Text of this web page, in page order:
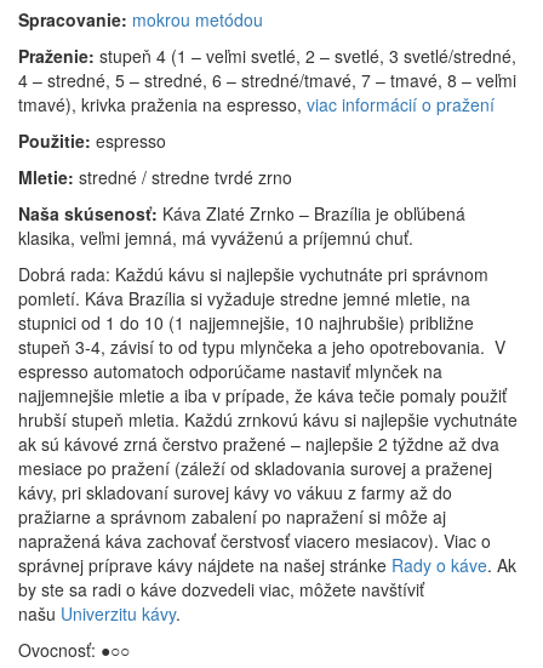
Spracovanie: mokrou metódou
Praženie: stupeň 4 (1 – veľmi svetlé, 2 – svetlé, 3 svetlé/stredné,
4 – stredné, 5 – stredné, 6 – stredné/tmavé, 7 – tmavé, 8 – veľmi
tmavé), krivka praženia na espresso, viac informácií o pražení
Použitie: espresso
Mletie: stredné / stredne tvrdé zrno
Naša skúsenosť: Káva Zlaté Zrnko – Brazília je obľúbená
klasika, veľmi jemná, má vyváženú a príjemnú chuť.
Dobrá rada: Každú kávu si najlepšie vychutnáte pri správnom
pomletí. Káva Brazília si vyžaduje stredne jemné mletie, na
stupnici od 1 do 10 (1 najjemnejšie, 10 najhrubšie) približne
stupeň 3-4, závisí to od typu mlynčeka a jeho opotrebovania. V
espresso automatoch odporúčame nastaviť mlynček na
najjemnejšie mletie a iba v prípade, že káva tečie pomaly použiť
hrubší stupeň mletia. Každú zrnkovú kávu si najlepšie vychutnáte
ak sú kávové zrná čerstvo pražené – najlepšie 2 týždne až dva
mesiace po pražení (záleží od skladovania surovej a praženej
kávy, pri skladovaní surovej kávy vo vákuu z farmy až do
pražiarne a správnom zabalení po napražení si môže aj
napražená káva zachovať čerstvosť viacero mesiacov). Viac o
správnej príprave kávy nájdete na našej stránke Rady o káve. Ak
by ste sa radi o káve dozvedeli viac, môžete navštíviť
našu Univerzitu kávy.
Ovocnosť: ●○○